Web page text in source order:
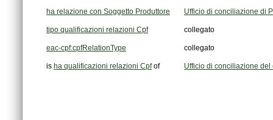
ha relazione con Soggetto Produttore Ufficio di conciliazione di
tipo qualificazioni relazioni Cpf collegato
eac-cpf:cpfRelationType collegato
is ha qualificazioni relazioni Cpfof Ufficio di conciliazione